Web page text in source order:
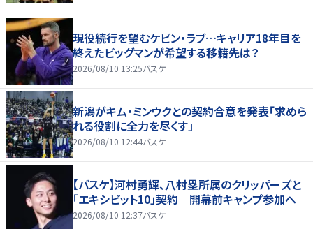
現役続行を望むケビン・ラブ…キャリア18年目を
終えたビッグマンが希望する移籍先は？
2026/08/10 13:25バスケ
新潟がキム・ミンウクとの契約合意を発表「求めら
れる役割に全力を尽くす」
2026/08/10 12:44バスケ
【バスケ】河村勇輝、八村塁所属のクリッパーズと
「エキシビット10」契約 開幕前キャンプ参加へ
2026/08/10 12:37バスケ